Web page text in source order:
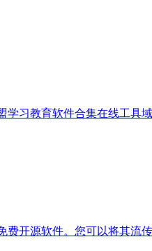
学习教育软件合集在线工具
开源软件。您可以将其流